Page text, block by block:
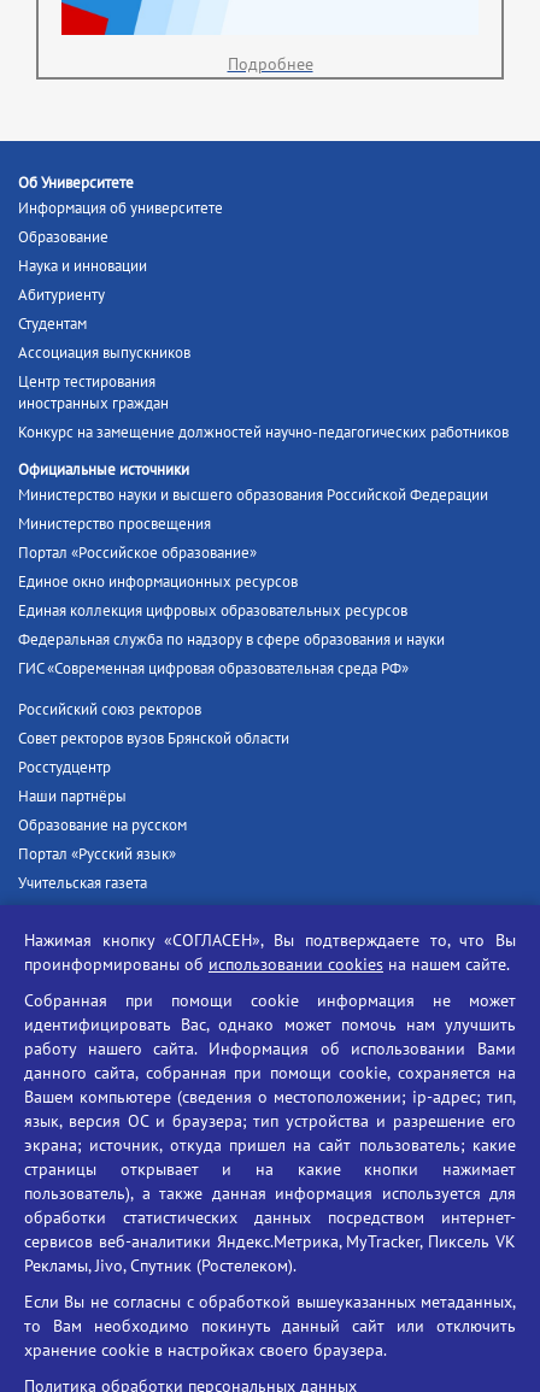
Подробнее
Об Университете
Информация об университете
Образование
Наука и инновации
Абитуриенту
Студентам
Ассоциация выпускников
Центр тестирования
иностранных граждан
Конкурс на замещение должностей научно-педагогических работников
Официальные источники
Министерство науки и высшего образования Российской Федерации
Министерство просвещения
Портал «Российское образование»
Единое окно информационных ресурсов
Единая коллекция цифровых образовательных ресурсов
Федеральная служба по надзору в сфере образования и науки
ГИС «Современная цифровая образовательная среда РФ»
Российский союз ректоров
Совет ректоров вузов Брянской области
Росстудцентр
Наши партнёры
Образование на русском
Портал «Русский язык»
Учительская газета
Единый портал государственных услуг
Противодействие угрозам информационной безопасности
Социальные ролики - Генеральная прокуратура РФ
Противодействие коррупции
БГУ против наркотиков
Брянский государственный университет
имени академика И.Г. Петровского
Время работы: пн-пт 09:00-18:00
Телефон: +7(4832)58-90-85
Нажимая кнопку «СОГЛАСЕН», Вы подтверждаете то, что Вы
проинформированы об использовании cookies на нашем сайте.
Собранная при помощи cookie информация не может
идентифицировать Вас, однако может помочь нам улучшить
работу нашего сайта. Информация об использовании Вами
данного сайта, собранная при помощи cookie, сохраняется на
Вашем компьютере (сведения о местоположении; ip-адрес; тип,
язык, версия ОС и браузера; тип устройства и разрешение его
экрана; источник, откуда пришел на сайт пользователь; какие
страницы открывает и на какие кнопки нажимает
пользователь), а также данная информация используется для
обработки статистических данных посредством интернет-
сервисов веб-аналитики Яндекс.Метрика, MyTracker, Пиксель VK
Рекламы, Jivo, Спутник (Ростелеком).
Если Вы не согласны с обработкой вышеуказанных метаданных,
то Вам необходимо покинуть данный сайт или отключить
хранение cookie в настройках своего браузера.
Политика обработки персональных данных